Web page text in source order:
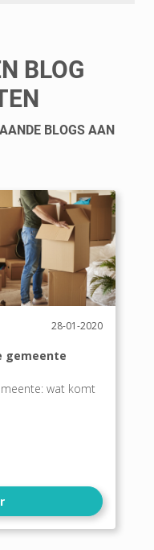
BLOG
BLOGS AAN
28-01-2020
gemeente
wat komt